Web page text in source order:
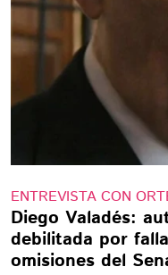
ENTREVISTA CON
Diego Valadés:
debilitada por
omisiones del